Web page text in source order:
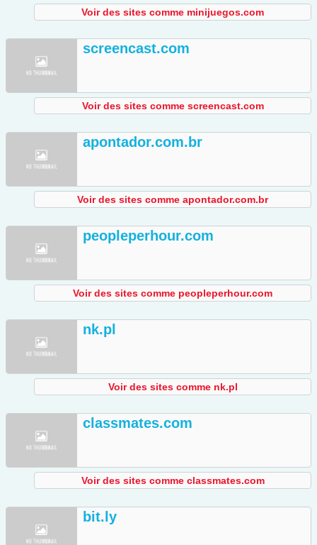
Voir des sites comme minijuegos.com
screencast.com
Voir des sites comme screencast.com
apontador.com.br
Voir des sites comme apontador.com.br
peopleperhour.com
Voir des sites comme peopleperhour.com
nk.pl
Voir des sites comme nk.pl
classmates.com
Voir des sites comme classmates.com
bit.ly